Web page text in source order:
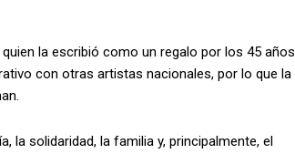
la escribió como un regalo por los 45 años
con otras artistas nacionales, por lo que la
la solidaridad, la familia y, principalmente, el